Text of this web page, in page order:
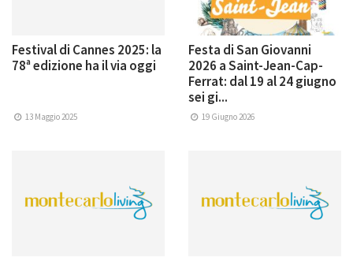
Festival di Cannes 2025: la
78ª edizione ha il via oggi
13 Maggio 2025
Festa di San Giovanni
2026 a Saint-Jean-Cap-
Ferrat: dal 19 al 24 giugno
sei gi...
19 Giugno 2026